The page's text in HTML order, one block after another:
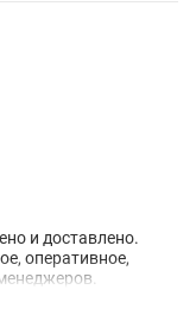
и доставлено.
оперативное,